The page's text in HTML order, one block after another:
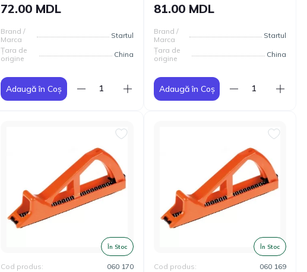
72.00 MDL
Brand /
Marca
Startul
Țara de
origine
China
Adaugă în Coș
81.00 MDL
Brand /
Marca
Startul
Țara de
origine
China
Adaugă în Coș
În Stoc
Cod produs: 060 170
În Stoc
Cod produs: 060 169